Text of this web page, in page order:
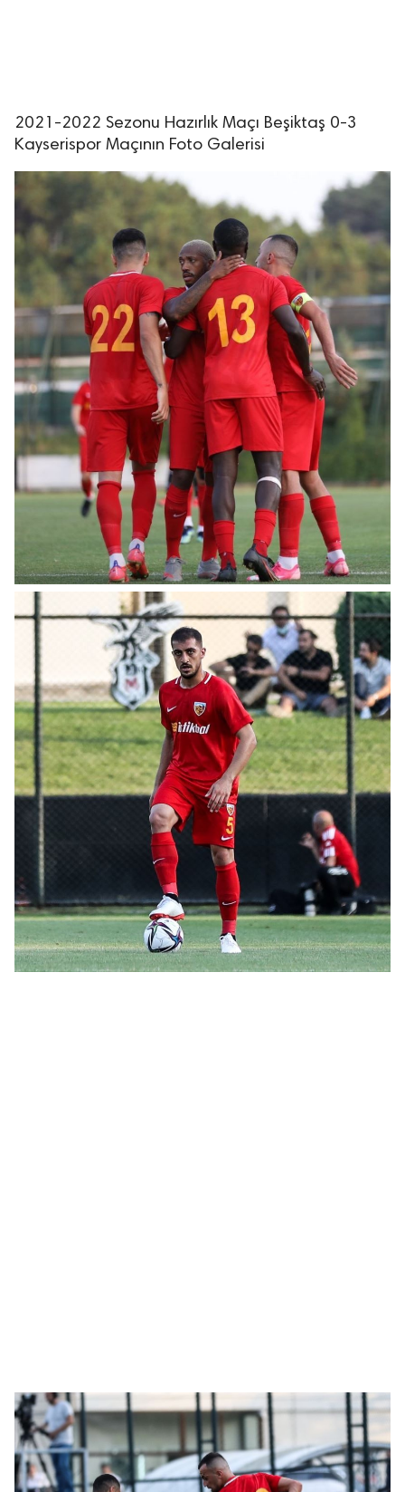
2021-2022 Sezonu Hazırlık Maçı Beşiktaş 0-3
Kayserispor Maçının Foto Galerisi